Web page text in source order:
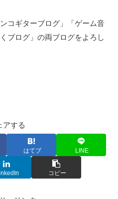
コギターブログ」「ゲーム音
ブログ」の両ブログをよろし
アする
はてブ LINE
コピー